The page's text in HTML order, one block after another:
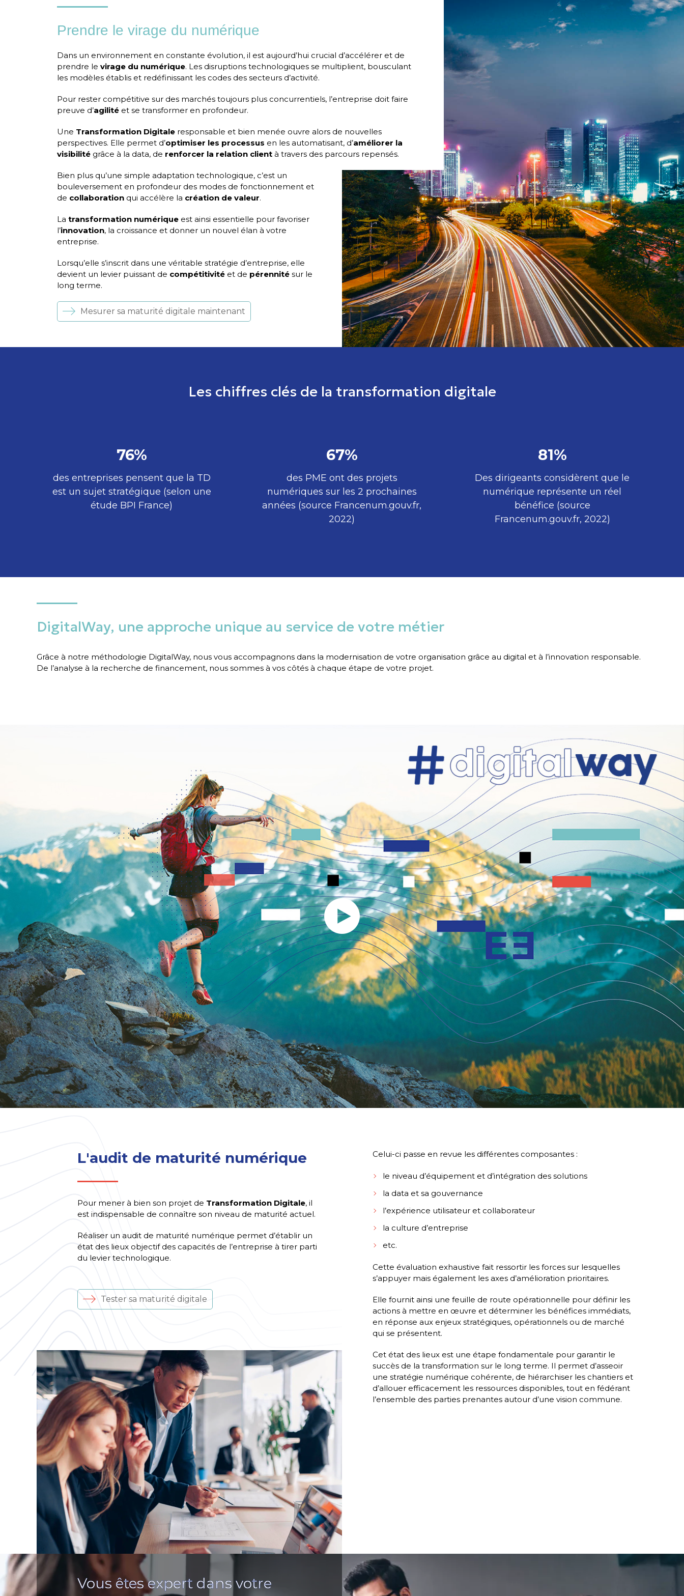
Prendre le virage du numérique
Dans un environnement en constante évolution, il est aujourd’hui crucial d’accélérer et de
prendre le virage du numérique. Les disruptions technologiques se multiplient, bousculant
les modèles établis et redéfinissant les codes des secteurs d’activité.
Pour rester compétitive sur des marchés toujours plus concurrentiels, l’entreprise doit faire
preuve d’agilité et se transformer en profondeur.
Une Transformation Digitale responsable et bien menée ouvre alors de nouvelles
perspectives. Elle permet d’optimiser les processus en les automatisant, d’améliorer la
visibilité grâce à la data, de renforcer la relation client à travers des parcours repensés.
Bien plus qu’une simple adaptation technologique, c’est un
bouleversement en profondeur des modes de fonctionnement et
de collaboration qui accélère la création de valeur.
La transformation numérique est ainsi essentielle pour favoriser
l’innovation, la croissance et donner un nouvel élan à votre
entreprise.
Lorsqu’elle s’inscrit dans une véritable stratégie d’entreprise, elle
devient un levier puissant de compétitivité et de pérennité sur le
long terme.
Mesurer sa maturité digitale maintenant
Les chiffres clés de la transformation digitale
76%
des entreprises pensent que la TD
est un sujet stratégique (selon une
étude BPI France)
67%
des PME ont des projets
numériques sur les 2 prochaines
années (source Francenum.gouv.fr,
2022)
81%
Des dirigeants considèrent que le
numérique représente un réel
bénéfice (source
Francenum.gouv.fr, 2022)
DigitalWay, une approche unique au service de votre métier
Grâce à notre méthodologie DigitalWay, nous vous accompagnons dans la modernisation de votre organisation grâce au digital et à l’innovation responsable.
De l’analyse à la recherche de financement, nous sommes à vos côtés à chaque étape de votre projet.
L'audit de maturité numérique
Pour mener à bien son projet de Transformation Digitale, il
est indispensable de connaître son niveau de maturité actuel.
Réaliser un audit de maturité numérique permet d’établir un
état des lieux objectif des capacités de l’entreprise à tirer parti
du levier technologique.
Tester sa maturité digitale
Celui-ci passe en revue les différentes composantes :
le niveau d’équipement et d’intégration des solutions
la data et sa gouvernance
l’expérience utilisateur et collaborateur
la culture d’entreprise
etc.
Cette évaluation exhaustive fait ressortir les forces sur lesquelles
s’appuyer mais également les axes d’amélioration prioritaires.
Elle fournit ainsi une feuille de route opérationnelle pour définir les
actions à mettre en œuvre et déterminer les bénéfices immédiats,
en réponse aux enjeux stratégiques, opérationnels ou de marché
qui se présentent.
Cet état des lieux est une étape fondamentale pour garantir le
succès de la transformation sur le long terme. Il permet d’asseoir
une stratégie numérique cohérente, de hiérarchiser les chantiers et
d’allouer efficacement les ressources disponibles, tout en fédérant
l’ensemble des parties prenantes autour d’une vision commune.
Vous êtes expert dans votre